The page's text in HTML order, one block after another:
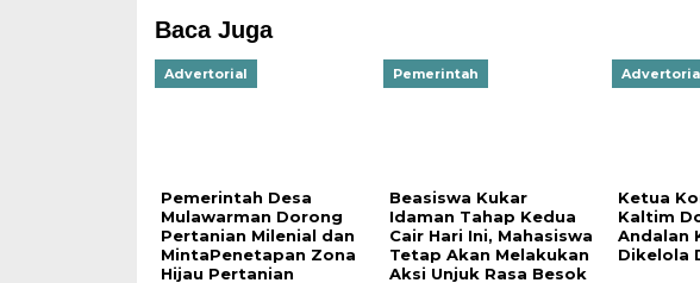
Baca Juga
Advertorial
Pemerintah Desa
Mulawarman Dorong
Pertanian Milenial dan
MintaPenetapan Zona
Hijau Pertanian
Pemerintah
Beasiswa Kukar
Idaman Tahap Kedua
Cair Hari Ini, Mahasiswa
Tetap Akan Melakukan
Aksi Unjuk Rasa Besok
Ketua
Kaltim
Andalan
Dikelola